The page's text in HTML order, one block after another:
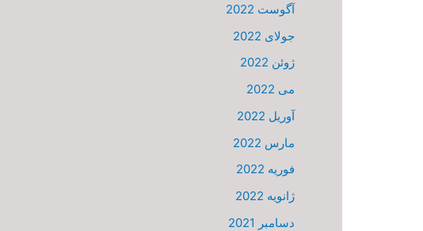
آگوست 2022
جولای 2022
ژوئن 2022
می 2022
آوریل 2022
مارس 2022
فوریه 2022
ژانویه 2022
دسامبر 2021